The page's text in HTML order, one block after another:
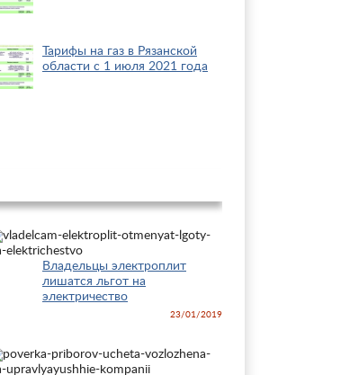
Тарифы на газ в Рязанской
области с 1 июля 2021 года
Владельцы электроплит
лишатся льгот на
электричество
23/01/2019